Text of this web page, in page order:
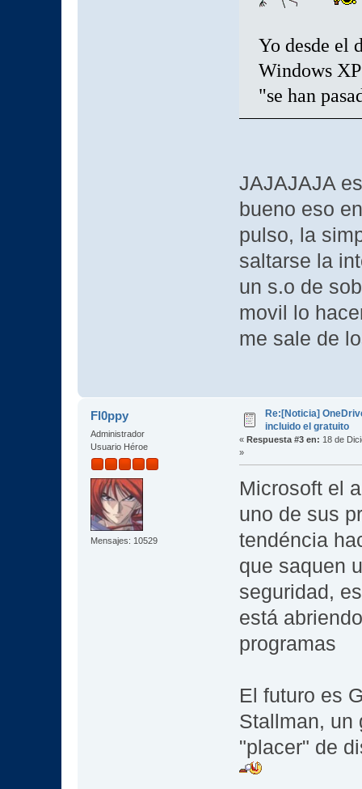
Yo desde el
Windows
"se han
JAJAJAJA
bueno eso
pulso, la
saltarse la
un s.o de
movil lo
me sale de
Fl0ppy
Administrador
Usuario Héroe
Mensajes: 10529
Re:[Noticia]
incluido el gratuito
« Respuesta #3 en: 18 de
»
Microsoft el
uno de sus
tendéncia
que saquen
seguridad,
está
programas
El futuro es
Stallman, un
"placer" de